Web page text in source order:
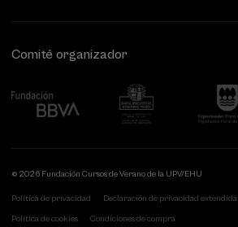
Comité organizador
© 2026 Fundación Cursos de Verano de la UPV/EHU
Política de privacidad Declaración de privacidad extendida
Política de cookies Condiciones de compra